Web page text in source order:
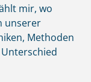
mir, wo
unserer
Methoden